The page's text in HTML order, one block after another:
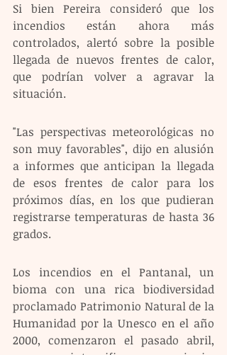
Si bien Pereira consideró que los
incendios están ahora más
controlados, alertó sobre la posible
llegada de nuevos frentes de calor,
que podrían volver a agravar la
situación.
"Las perspectivas meteorológicas no
son muy favorables", dijo en alusión
a informes que anticipan la llegada
de esos frentes de calor para los
próximos días, en los que pudieran
registrarse temperaturas de hasta 36
grados.
Los incendios en el Pantanal, un
bioma con una rica biodiversidad
proclamado Patrimonio Natural de la
Humanidad por la Unesco en el año
2000, comenzaron el pasado abril,